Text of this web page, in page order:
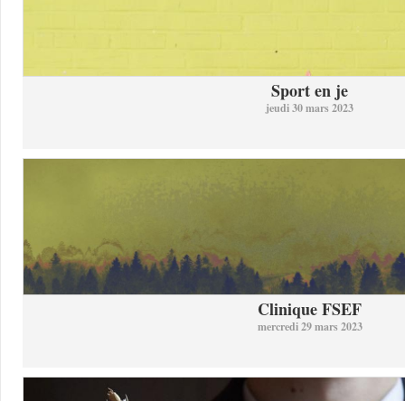
Sport en je
jeudi 30 mars 2023
Clinique FSEF
mercredi 29 mars 2023